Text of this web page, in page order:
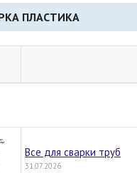
ПЛАСТИКА
Все для сварки труб
31.07.2026